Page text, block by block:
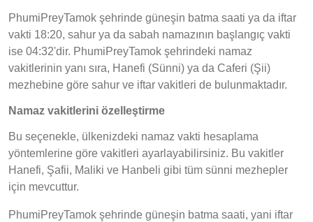
PhumiPreyTamok şehrinde güneşin batma saati ya da iftar
vakti 18:20, sahur ya da sabah namazının başlangıç vakti
ise 04:32'dir. PhumiPreyTamok şehrindeki namaz
vakitlerinin yanı sıra, Hanefi (Sünni) ya da Caferi (Şii)
mezhebine göre sahur ve iftar vakitleri de bulunmaktadır.
Namaz vakitlerini özelleştirme
Bu seçenekle, ülkenizdeki namaz vakti hesaplama
yöntemlerine göre vakitleri ayarlayabilirsiniz. Bu vakitler
Hanefi, Şafii, Maliki ve Hanbeli gibi tüm sünni mezhepler
için mevcuttur.
PhumiPreyTamok şehrinde güneşin batma saati, yani iftar